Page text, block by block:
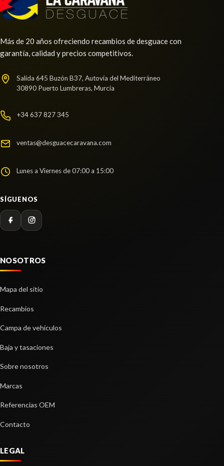
RENAULT CLIO IV (BH_) 1.5 DCI 75
Ref: 2255686 OEM: 255407916R
RENAULT CLIO IV (BH_) 1.5 DCI 75
Más de 20 años ofreciendo recambios de desguace con
garantía, calidad y precios competitivos.
Salida 645 Buzón B37, Autovía del Mediterráneo
30890 Puerto Lumbreras, Murcia
+34 637 827 345
ventas@desguacecaravana.com
Lunes a Viernes de 07:00 a 15:00
SÍGUENOS
NOSOTROS
Mapa del sitio
Recambios
Campa de vehículos
Baja y tasaciones
Sobre nosotros
Marcas
Referencias OEM
Contacto
LEGAL